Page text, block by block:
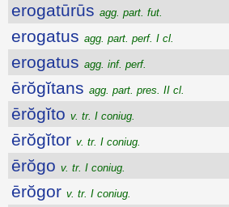
erogatūrūs agg. part. fut.
erogatus agg. part. perf. I cl.
erogatus agg. inf. perf.
ērŏgĭtans agg. part. pres. II cl.
ērŏgĭto v. tr. I coniug.
ērŏgĭtor v. tr. I coniug.
ērŏgo v. tr. I coniug.
ērŏgor v. tr. I coniug.